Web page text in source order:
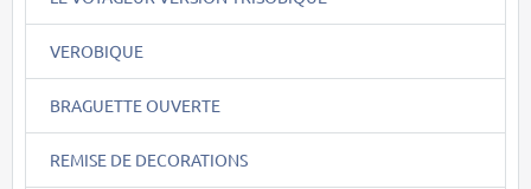
VEROBIQUE
BRAGUETTE OUVERTE
REMISE DE DECORATIONS